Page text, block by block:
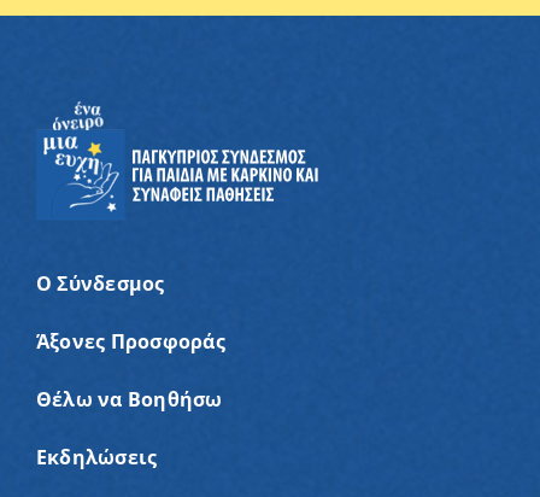
Ο Σύνδεσμος
Άξονες Προσφοράς
Θέλω να Βοηθήσω
Εκδηλώσεις